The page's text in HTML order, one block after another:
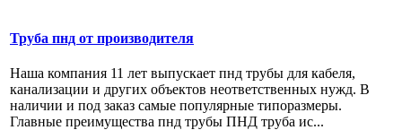
Труба пнд от производителя
Наша компания 11 лет выпускает пнд трубы для кабеля,
канализации и других объектов неответственных нужд. В
наличии и под заказ самые популярные типоразмеры.
Главные преимущества пнд трубы ПНД труба ис...